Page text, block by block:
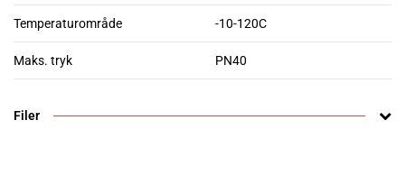
Temperaturområde -10-120C
Maks. tryk PN40
Filer